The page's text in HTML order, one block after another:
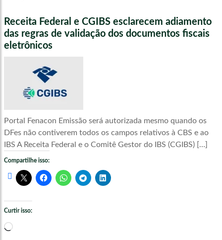
Receita Federal e CGIBS esclarecem adiamento
das regras de validação dos documentos fiscais
eletrônicos
Portal Fenacon Emissão será autorizada mesmo quando os
DFes não contiverem todos os campos relativos à CBS e ao
IBS A Receita Federal e o Comitê Gestor do IBS (CGIBS) […]
Compartilhe isso:
Curtir isso:
Carregando...